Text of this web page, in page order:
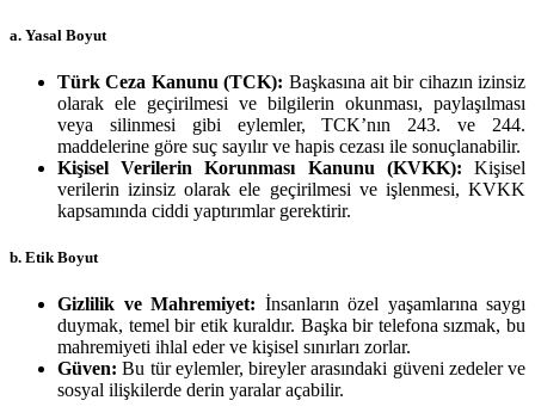
a. Yasal Boyut
Türk Ceza Kanunu (TCK): Başkasına ait bir cihazın izinsiz
olarak ele geçirilmesi ve bilgilerin okunması, paylaşılması
veya silinmesi gibi eylemler, TCK’nın 243. ve 244.
maddelerine göre suç sayılır ve hapis cezası ile sonuçlanabilir.
Kişisel Verilerin Korunması Kanunu (KVKK): Kişisel
verilerin izinsiz olarak ele geçirilmesi ve işlenmesi, KVKK
kapsamında ciddi yaptırımlar gerektirir.
b. Etik Boyut
Gizlilik ve Mahremiyet: İnsanların özel yaşamlarına saygı
duymak, temel bir etik kuraldır. Başka bir telefona sızmak, bu
mahremiyeti ihlal eder ve kişisel sınırları zorlar.
Güven: Bu tür eylemler, bireyler arasındaki güveni zedeler ve
sosyal ilişkilerde derin yaralar açabilir.